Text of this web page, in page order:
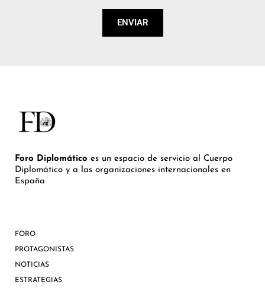
ENVIAR
Foro Diplomático es un espacio de servicio al Cuerpo
Diplomático y a las organizaciones internacionales en
España
FORO
PROTAGONISTAS
NOTICIAS
ESTRATEGIAS